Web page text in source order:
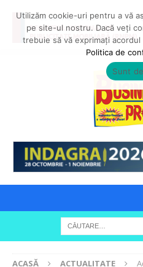
ACASĂ ACTUALITATE
Utilizăm cookie-uri pentru a vă
pe site-ul nostru. Dacă veți
trebuie să vă exprimați
Politica de
Sunt